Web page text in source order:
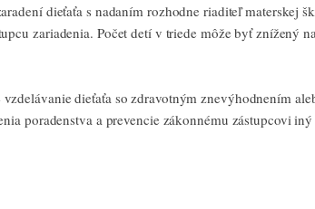
dieťaťa s nadaním rozhodne riaditeľ materskej
zariadenia. Počet detí v triede môže byť znížený
dieťaťa so zdravotným znevýhodnením
poradenstva a prevencie zákonnému zástupcovi